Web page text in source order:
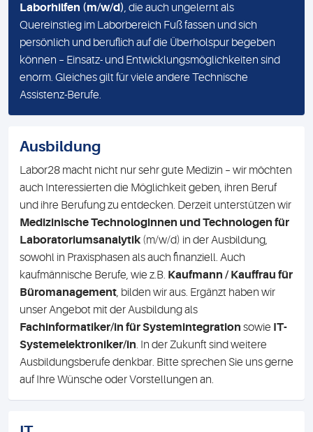
Laborhilfen (m/w/d), die auch ungelernt als
Quereinstieg im Laborbereich Fuß fassen und sich
persönlich und beruflich auf die Überholspur begeben
können – Einsatz- und Entwicklungsmöglichkeiten sind
enorm. Gleiches gilt für viele andere Technische
Assistenz-Berufe.
Ausbildung
Labor28 macht nicht nur sehr gute Medizin – wir möchten
auch Interessierten die Möglichkeit geben, ihren Beruf
und ihre Berufung zu entdecken. Derzeit unterstützen wir
Medizinische Technologinnen und Technologen für
Laboratoriumsanalytik (m/w/d) in der Ausbildung,
sowohl in Praxisphasen als auch finanziell. Auch
kaufmännische Berufe, wie z.B. Kaufmann / Kauffrau für
Büromanagement, bilden wir aus. Ergänzt haben wir
unser Angebot mit der Ausbildung als
Fachinformatiker/in für Systemintegration sowie IT-
Systemelektroniker/in. In der Zukunft sind weitere
Ausbildungsberufe denkbar. Bitte sprechen Sie uns gerne
auf Ihre Wünsche oder Vorstellungen an.